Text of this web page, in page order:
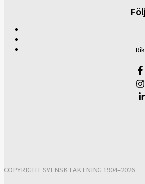
COPYRIGHT SVENSK FÄKTNING 1904–2026